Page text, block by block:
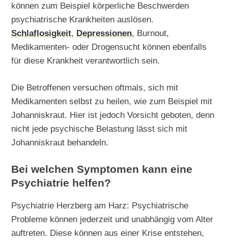
können zum Beispiel körperliche Beschwerden
psychiatrische Krankheiten auslösen.
Schlaflosigkeit, Depressionen, Burnout,
Medikamenten- oder Drogensucht können ebenfalls
für diese Krankheit verantwortlich sein.
Die Betroffenen versuchen oftmals, sich mit
Medikamenten selbst zu heilen, wie zum Beispiel mit
Johanniskraut. Hier ist jedoch Vorsicht geboten, denn
nicht jede psychische Belastung lässt sich mit
Johanniskraut behandeln.
Bei welchen Symptomen kann eine
Psychiatrie helfen?
Psychiatrie Herzberg am Harz: Psychiatrische
Probleme können jederzeit und unabhängig vom Alter
auftreten. Diese können aus einer Krise entstehen,